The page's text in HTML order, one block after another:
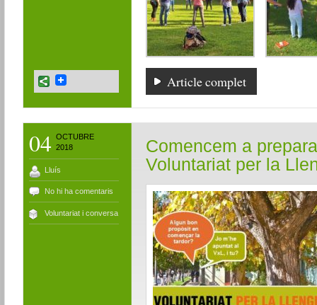
Article complet
04 OCTUBRE
2018
Lluís
No hi ha comentaris
Voluntariat i conversa
Comencem a
Voluntariat per la